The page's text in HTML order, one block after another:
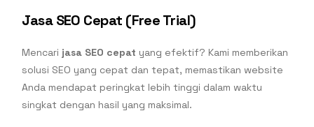
Jasa SEO Cepat (Free Trial)
Mencari jasa SEO cepat yang efektif? Kami memberikan
solusi SEO yang cepat dan tepat, memastikan website
Anda mendapat peringkat lebih tinggi dalam waktu
singkat dengan hasil yang maksimal.